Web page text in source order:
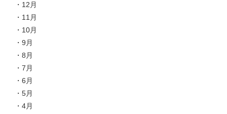
12月
11月
10月
9月
8月
7月
6月
5月
4月